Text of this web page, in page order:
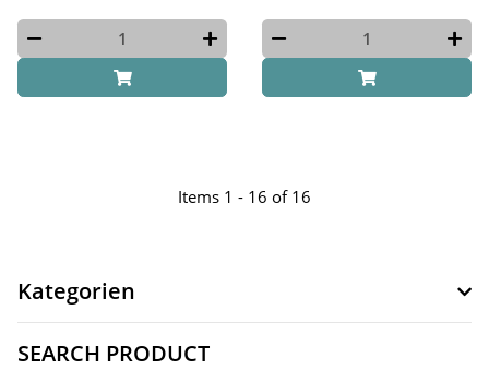
Items 1 - 16 of 16
Kategorien
SEARCH PRODUCT